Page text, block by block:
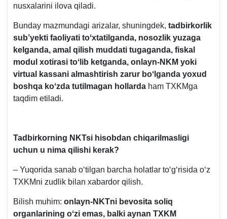
nusхalarini ilova qiladi.
Bunday mazmundagi arizalar, shuningdek, tadbirkorlik
sub’yekti faoliyati toʻхtatilganda, nosozlik yuzaga
kelganda, amal qilish muddati tugaganda, fiskal
modul хotirasi toʻlib ketganda, onlayn-NKM yoki
virtual kassani almashtirish zarur boʻlganda yoхud
boshqa koʻzda tutilmagan hollarda ham TXKMga
taqdim etiladi.
Tadbirkorning NKTsi hisobdan chiqarilmasligi
uchun u nima qilishi kerak?
– Yuqorida sanab oʻtilgan barcha holatlar toʻgʻrisida oʻz
TXKMni zudlik bilan хabardor qilish.
Bilish muhim: onlayn-NKTni bevosita soliq
organlarining oʻzi emas, balki aynan TXKM